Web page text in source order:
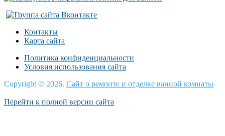
Контакты
Карта сайта
Политика конфиденциальности
Условия использования сайта
Copyright © 2026. Сайт о ремонте и отделке ванной комнаты
Перейти к полной версии сайта